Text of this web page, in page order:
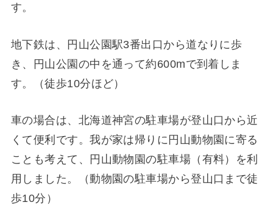
す。
地下鉄は、円山公園駅3番出口から道なりに歩
き、円山公園の中を通って約600mで到着しま
す。（徒歩10分ほど）
車の場合は、北海道神宮の駐車場が登山口から近
くて便利です。我が家は帰りに円山動物園に寄る
ことも考えて、円山動物園の駐車場（有料）を利
用しました。（動物園の駐車場から登山口まで徒
歩10分）